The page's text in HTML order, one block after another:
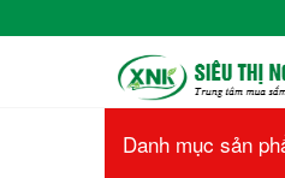
Danh mục sản